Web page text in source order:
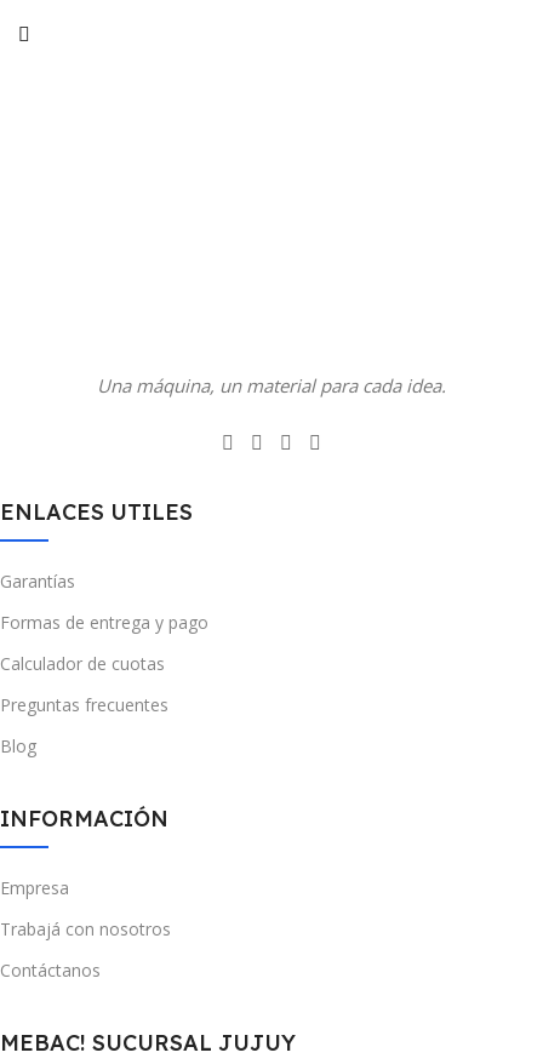
Una máquina, un material para cada idea.
ENLACES UTILES
Garantías
Formas de entrega y pago
Calculador de cuotas
Preguntas frecuentes
Blog
INFORMACIÓN
Empresa
Trabajá con nosotros
Contáctanos
MEBAC! SUCURSAL JUJUY